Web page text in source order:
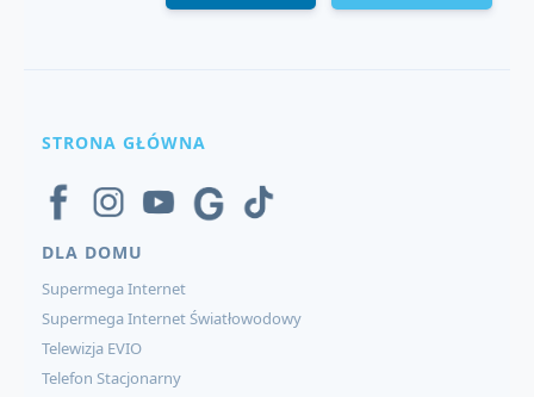
STRONA GŁÓWNA
DLA DOMU
Supermega Internet
Supermega Internet Światłowodowy
Telewizja EVIO
Telefon Stacjonarny